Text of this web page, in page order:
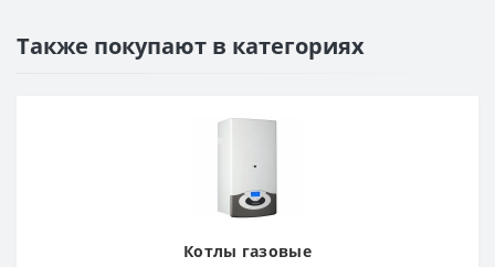
Также покупают в категориях
Котлы газовые